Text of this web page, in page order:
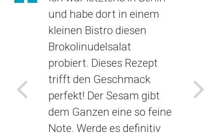
und habe dort in einem
kleinen Bistro diesen
Brokolinudelsalat
probiert. Dieses Rezept
trifft den Geschmack
perfekt! Der Sesam gibt
dem Ganzen eine so feine
Note. Werde es definitiv
Voriges